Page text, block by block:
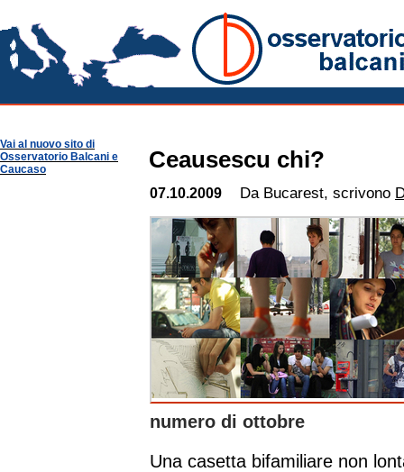
Vai al nuovo sito di
Osservatorio Balcani e
Caucaso
Ceausescu chi?
07.10.2009 Da Bucarest, scrivono
numero di ottobre
Una casetta bifamiliare non